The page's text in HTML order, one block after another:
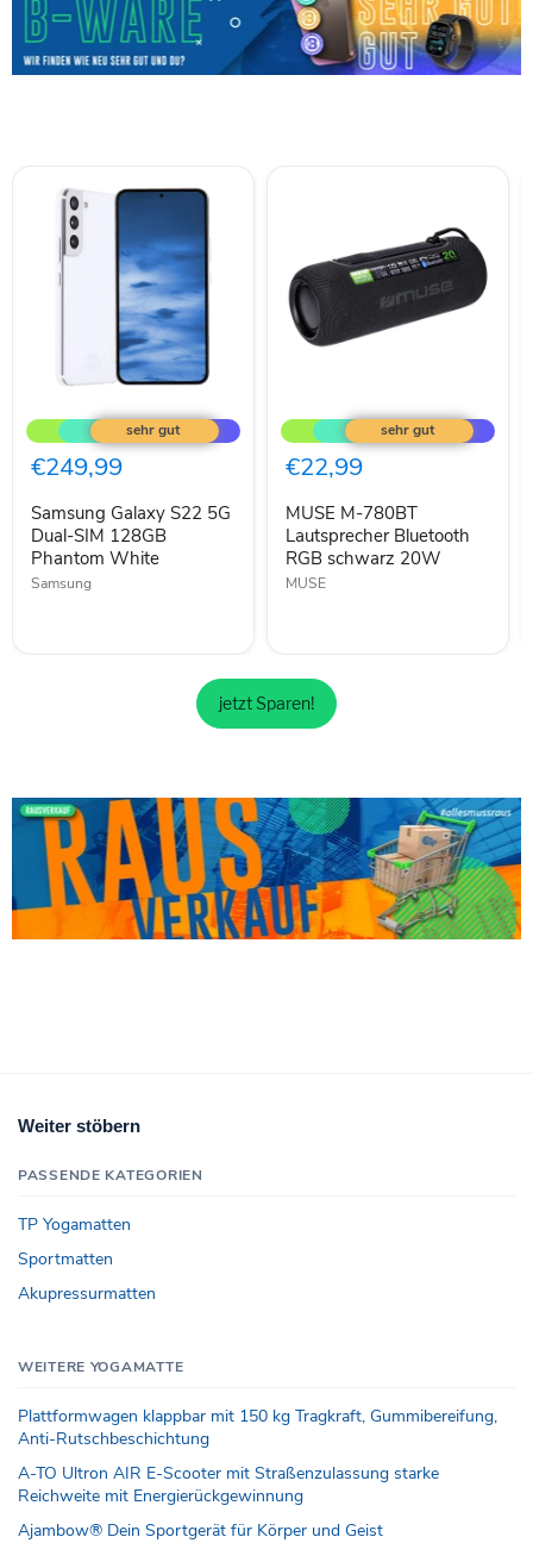
Galaxy
S22
5G
Dual-
128GB
Phantom
White
€249,99
Samsung Galaxy S22 5G
Dual-SIM 128GB
Phantom White
Samsung
M-
780BT
Lautsprecher
Bluetooth
schwarz
20W
€22,99
MUSE M-780BT
Lautsprecher Bluetooth
RGB schwarz 20W
MUSE
jetzt Sparen!
Weiter stöbern
PASSENDE KATEGORIEN
TP Yogamatten
Sportmatten
Akupressurmatten
WEITERE YOGAMATTE
Plattformwagen klappbar mit 150 kg Tragkraft, Gummibereifung,
Anti-Rutschbeschichtung
A-TO Ultron AIR E-Scooter mit Straßenzulassung starke
Reichweite mit Energierückgewinnung
Ajambow® Dein Sportgerät für Körper und Geist